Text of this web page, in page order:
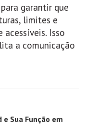
garantir que
limites e
acessíveis. Isso
a comunicação
e Sua Função em